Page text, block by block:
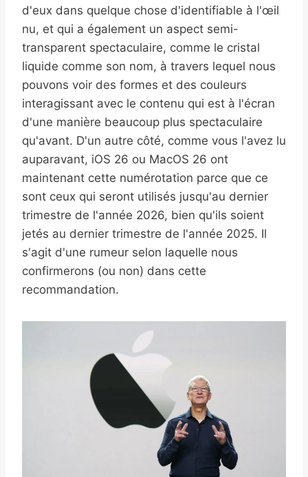
d'eux dans quelque chose d'identifiable à l'œil
nu, et qui a également un aspect semi-
transparent spectaculaire, comme le cristal
liquide comme son nom, à travers lequel nous
pouvons voir des formes et des couleurs
interagissant avec le contenu qui est à l'écran
d'une manière beaucoup plus spectaculaire
qu'avant. D'un autre côté, comme vous l'avez lu
auparavant, iOS 26 ou MacOS 26 ont
maintenant cette numérotation parce que ce
sont ceux qui seront utilisés jusqu'au dernier
trimestre de l'année 2026, bien qu'ils soient
jetés au dernier trimestre de l'année 2025. Il
s'agit d'une rumeur selon laquelle nous
confirmerons (ou non) dans cette
recommandation.